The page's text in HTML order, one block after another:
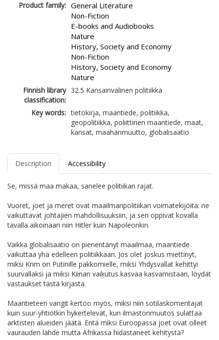
Product family: General Literature
Non-Fiction
E-books and Audiobooks
Nature
History, Society and Economy
Non-Fiction
History, Society and Economy
Nature
Finnish library
classification:
32.5 Kansainvälinen politiikka
Key words: tietokirja, maantiede, politiikka,
geopolitiikka, poliittinen maantiede, maat,
kansat, maahanmuutto, globalisaatio
Description Accessibility
Se, missä maa makaa, sanelee politiikan rajat.
Vuoret, joet ja meret ovat maailmanpolitiikan voimatekijöitä: ne
vaikuttavat johtajien mahdollisuuksiin, ja sen oppivat kovalla
tavalla aikoinaan niin Hitler kuin Napoleonkin.
Vaikka globalisaatio on pienentänyt maailmaa, maantiede
vaikuttaa yhä edelleen politiikkaan. Jos olet joskus miettinyt,
miksi Krim on Putinille pakkomielle, miksi Yhdysvallat kehittyi
suurvallaksi ja miksi Kiinan vaikutus kasvaa kasvamistaan, löydät
vastaukset tästä kirjasta.
Maantieteen vangit kertoo myös, miksi niin sotilaskomentajat
kuin suur-yhtiötkin hykertelevät, kun ilmastonmuutos sulattaa
arktisten alueiden jäätä. Entä miksi Euroopassa joet ovat olleet
vaurauden lähde mutta Afrikassa hidastaneet kehitystä?